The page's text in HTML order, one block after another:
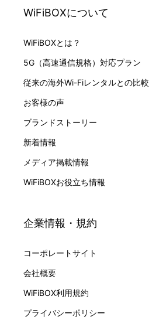
WiFiBOXについて
WiFiBOXとは？
5G（高速通信規格）対応プラン
従来の海外Wi-Fiレンタルとの比較
お客様の声
ブランドストーリー
新着情報
メディア掲載情報
WiFiBOXお役立ち情報
企業情報・規約
コーポレートサイト
会社概要
WiFiBOX利用規約
プライバシーポリシー